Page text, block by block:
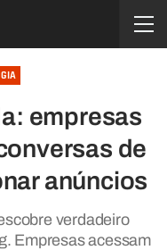
empresas
de
anúncios
verdadeiro
Empresas acessam